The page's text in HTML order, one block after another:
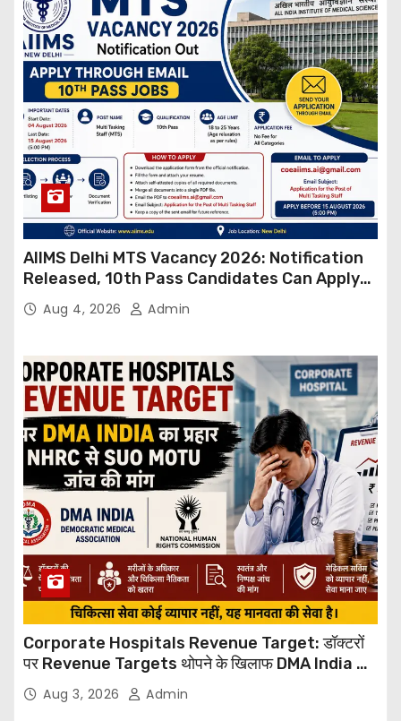
AIIMS Delhi MTS Vacancy 2026: Notification
Released, 10th Pass Candidates Can Apply
Through Email
Aug 4, 2026 Admin
Corporate Hospitals Revenue Target: डॉक्टरों
पर Revenue Targets थोपने के खिलाफ DMA India का
बड़ा कदम, NHRC से Suo Motu जांच की मांग
Aug 3, 2026 Admin